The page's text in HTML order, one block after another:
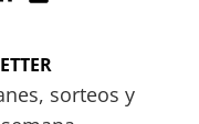
sorteos y